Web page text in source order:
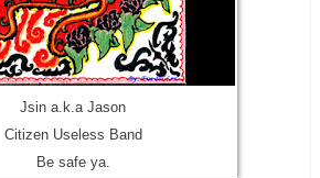
Jsin a.k.a Jason
Citizen Useless Band
Be safe ya.